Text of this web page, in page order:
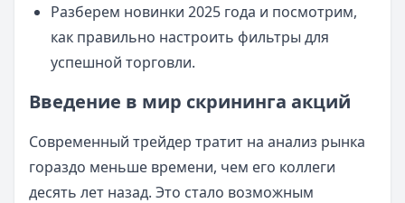
Разберем новинки 2025 года и посмотрим,
как правильно настроить фильтры для
успешной торговли.
Введение в мир скрининга акций
Современный трейдер тратит на анализ рынка
гораздо меньше времени, чем его коллеги
десять лет назад. Это стало возможным